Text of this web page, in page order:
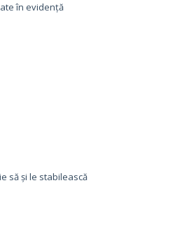
în evidență
să și le stabilească